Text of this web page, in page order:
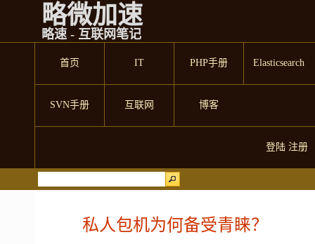
略微加速
略速 - 互联网笔记
首页 IT PHP手册 Elasticsearch
SVN手册 互联网 博客
登陆 注册
私人包机为何备受青睐？